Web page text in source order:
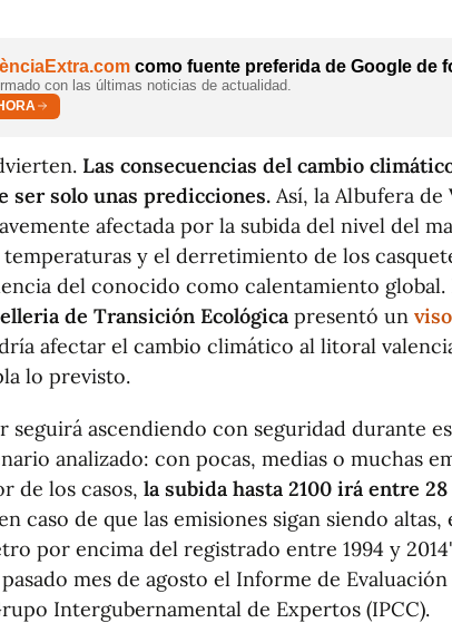
como fuente preferida de Google de
con las últimas noticias de actualidad.
Las consecuencias del cambio
ser solo unas predicciones. Así, la Albufera de
afectada por la subida del nivel del
y el derretimiento de los
del conocido como calentamiento global.
de Transición Ecológica presentó un
afectar el cambio climático al litoral
lo previsto.
seguirá ascendiendo con seguridad durante
analizado: con pocas, medias o muchas
de los casos, la subida hasta 2100 irá entre
caso de que las emisiones sigan siendo
por encima del registrado entre 1994 y
mes de agosto el Informe de
Intergubernamental de Expertos (IPCC).